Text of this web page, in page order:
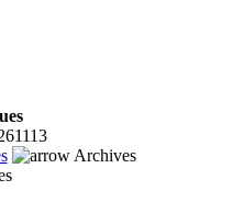
Archives